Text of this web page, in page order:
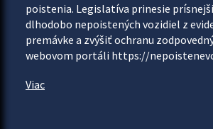
poistenia. Legislatíva prinesie
dlhodobo nepoistených vozidiel z
premávke a zvýšiť ochranu
webovom portáli https://
Viac